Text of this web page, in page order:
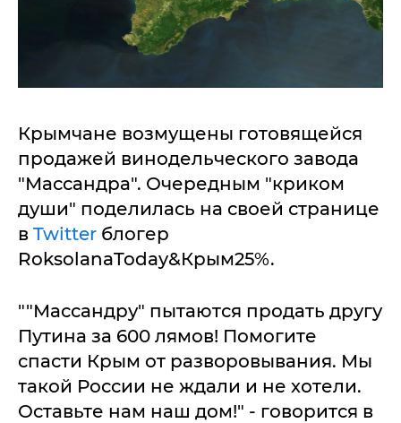
Крымчане возмущены готовящейся
продажей винодельческого завода
"Массандра". Очередным "криком
души" поделилась на своей странице
в Twitter блогер
RoksolanaToday&Крым25%.
""Массандру" пытаются продать другу
Путина за 600 лямов! Помогите
спасти Крым от разворовывания. Мы
такой России не ждали и не хотели.
Оставьте нам наш дом!" - говорится в